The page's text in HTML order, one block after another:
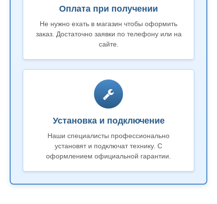
Оплата при получении
Не нужно ехать в магазин чтобы оформить
заказ. Достаточно заявки по телефону или на
сайте.
Установка и подключение
Наши специалисты профессионально
установят и подключат технику. С
оформлением официальной гарантии.